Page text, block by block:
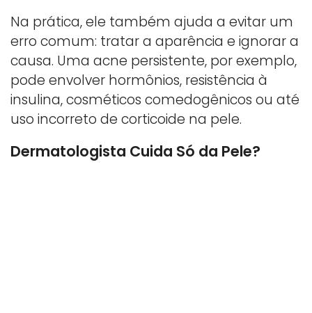
Na prática, ele também ajuda a evitar um
erro comum: tratar a aparência e ignorar a
causa. Uma acne persistente, por exemplo,
pode envolver hormônios, resistência à
insulina, cosméticos comedogênicos ou até
uso incorreto de corticoide na pele.
Dermatologista Cuida Só da Pele?